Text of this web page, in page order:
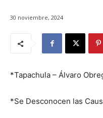
30 noviembre, 2024
*Tapachula – Álvaro
*Se Desconocen las